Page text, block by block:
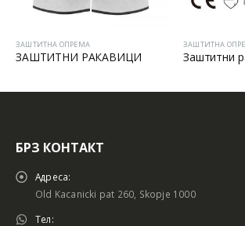
ЗАШТИТНА ОПРЕМА
Заштитни ракавици
БРЗ КОНТАКТ
Адреса:
Old Kacanicki pat 260, Skopje 1000
Тел: